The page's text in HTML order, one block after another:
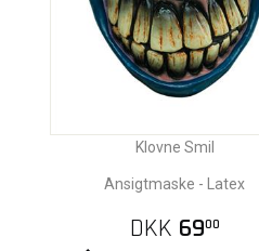
Klovne Smil
Ansigtmaske - Latex
DKK 6900